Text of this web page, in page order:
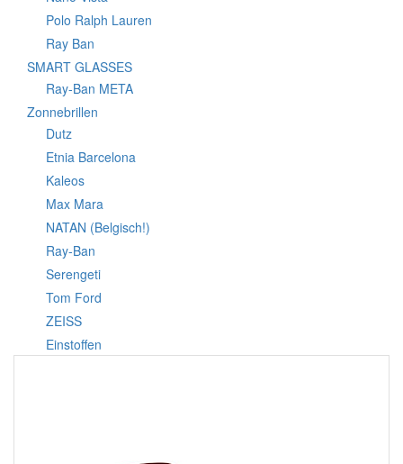
Polo Ralph Lauren
Ray Ban
SMART GLASSES
Ray-Ban META
Zonnebrillen
Dutz
Etnia Barcelona
Kaleos
Max Mara
NATAN (Belgisch!)
Ray-Ban
Serengeti
Tom Ford
ZEISS
Einstoffen